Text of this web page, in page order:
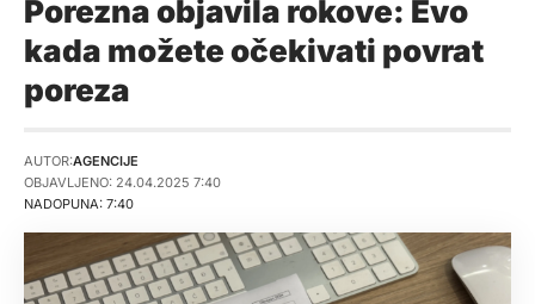
Porezna objavila rokove: Evo
kada možete očekivati povrat
poreza
NADOPUNA: 7:40
AUTOR:AGENCIJE
OBJAVLJENO: 24.04.2025 7:40